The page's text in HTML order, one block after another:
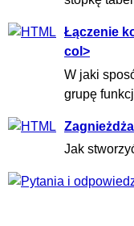
Łączenie
col>
W jaki
grupę
Jak